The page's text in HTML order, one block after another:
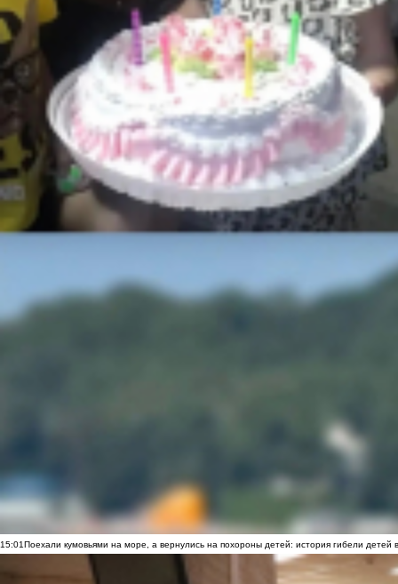
15:01Поехали кумовьями на море, а вернулись на похороны детей: история гибели детей